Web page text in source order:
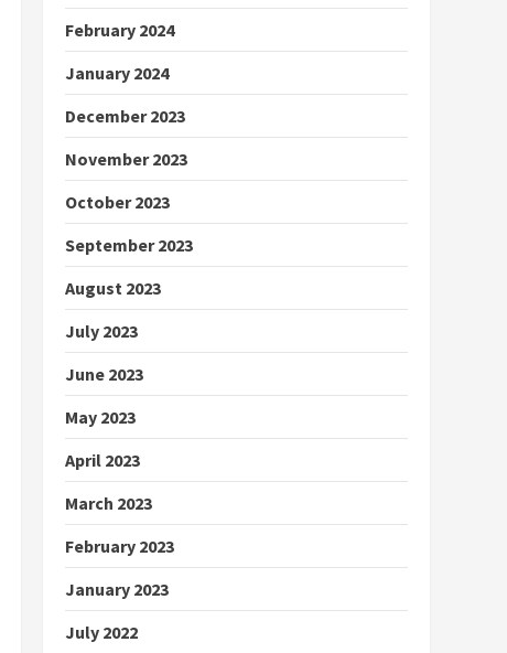
February 2024
January 2024
December 2023
November 2023
October 2023
September 2023
August 2023
July 2023
June 2023
May 2023
April 2023
March 2023
February 2023
January 2023
July 2022